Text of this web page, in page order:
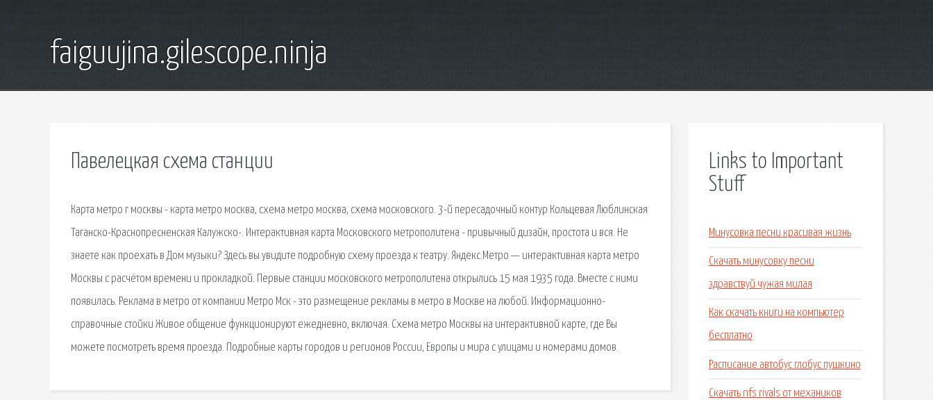
faiguujina.gilescope.ninja
Павелецкая схема станции
Карта метро г москвы - карта метро москва, схема метро москва, схема московского. 3-й пересадочный контур Кольцевая Люблинская
Таганско-Краснопресненская Калужско-. Интерактивная карта Московского метрополитена - привычный дизайн, простота и вся. Не
знаете как проехать в Дом музыки? Здесь вы увидите подробную схему проезда к театру. Яндекс.Метро — интерактивная карта метро
Москвы с расчётом времени и прокладкой. Первые станции московского метрополитена открылись 15 мая 1935 года. Вместе с ними
появилась. Реклама в метро от компании Метро Мск - это размещение рекламы в метро в Москве на любой. Информационно-
справочные стойки Живое общение функционируют ежедневно, включая. Схема метро Москвы на интерактивной карте, где Вы
можете посмотреть время проезда. Подробные карты городов и регионов России, Европы и мира с улицами и номерами домов.
Links to Important
Stuff
Минусовка песни красивая жизнь
Скачать минусовку песни
здравствуй чужая милая
Как скачать книги на компьютер
бесплатно
Расписание автобус глобус пушкино
Скачать nfs rivals от механиков